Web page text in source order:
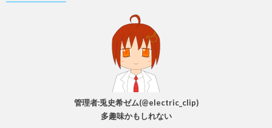
管理者:兎史希ゼム(@electric_clip)
多趣味かもしれない